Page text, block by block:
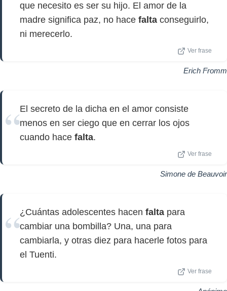
que necesito es ser su hijo. El amor de la
madre significa paz, no hace falta conseguirlo,
ni merecerlo.
Ver frase
Erich Fromm
El secreto de la dicha en el amor consiste
menos en ser ciego que en cerrar los ojos
cuando hace falta.
Ver frase
Simone de Beauvoir
¿Cuántas adolescentes hacen falta para
cambiar una bombilla? Una, una para
cambiarla, y otras diez para hacerle fotos para
el Tuenti.
Ver frase